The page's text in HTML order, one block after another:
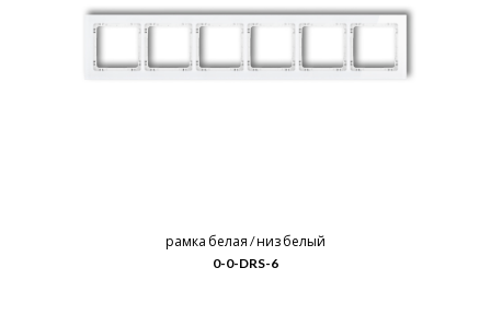
рамка белая / низ белый
0-0-DRS-6